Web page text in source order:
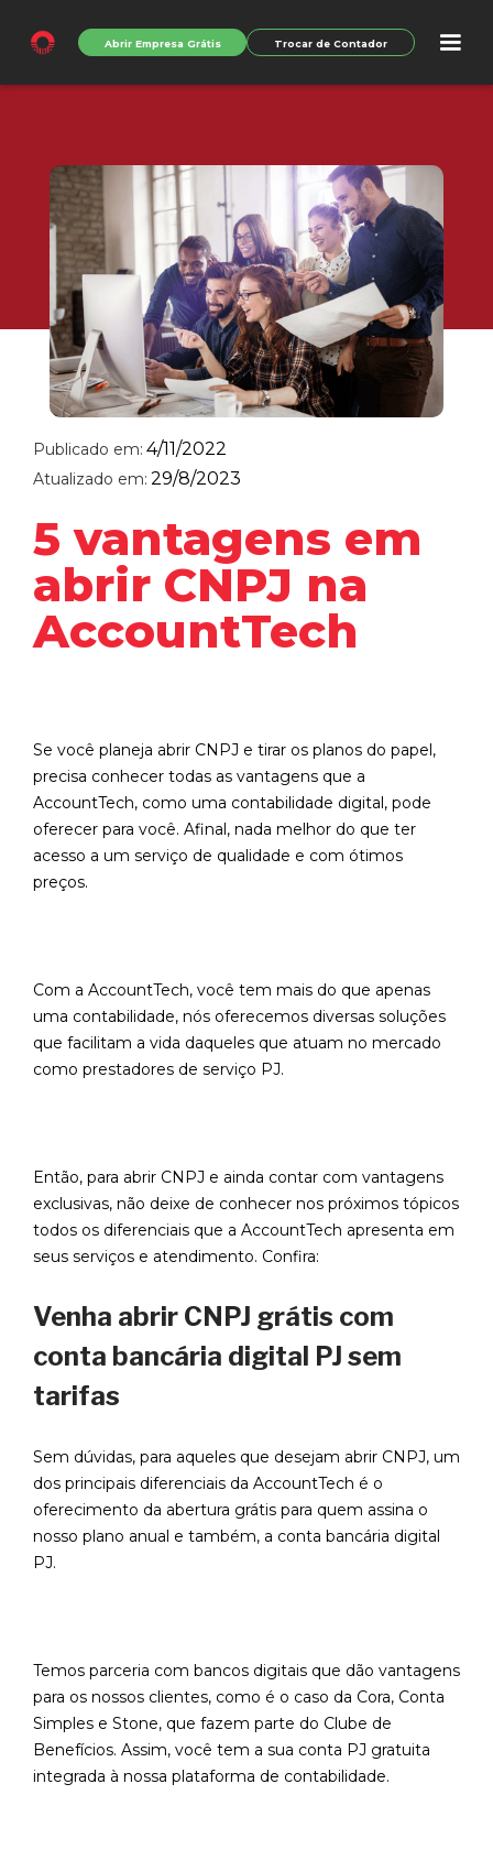
Abrir Empresa Grátis Trocar de Contador
Publicado em: 4/11/2022
Atualizado em: 29/8/2023
5 vantagens em
abrir CNPJ na
AccountTech
Se você planeja abrir CNPJ e tirar os planos do papel,
precisa conhecer todas as vantagens que a
AccountTech, como uma contabilidade digital, pode
oferecer para você. Afinal, nada melhor do que ter
acesso a um serviço de qualidade e com ótimos
preços.
Com a AccountTech, você tem mais do que apenas
uma contabilidade, nós oferecemos diversas soluções
que facilitam a vida daqueles que atuam no mercado
como prestadores de serviço PJ.
Então, para abrir CNPJ e ainda contar com vantagens
exclusivas, não deixe de conhecer nos próximos tópicos
todos os diferenciais que a AccountTech apresenta em
seus serviços e atendimento. Confira:
Venha abrir CNPJ grátis com
conta bancária digital PJ sem
tarifas
Sem dúvidas, para aqueles que desejam abrir CNPJ, um
dos principais diferenciais da AccountTech é o
oferecimento da abertura grátis para quem assina o
nosso plano anual e também, a conta bancária digital
PJ.
Temos parceria com bancos digitais que dão vantagens
para os nossos clientes, como é o caso da Cora, Conta
Simples e Stone, que fazem parte do Clube de
Benefícios. Assim, você tem a sua conta PJ gratuita
integrada à nossa plataforma de contabilidade.